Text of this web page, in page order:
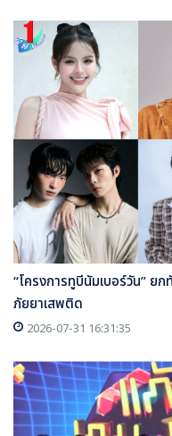
“โครงการทูบีนัมเบอร์วัน” ย
ภัยยาเสพติด
2026-07-31 16:31:35